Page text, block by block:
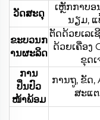
ວັດສະດຸ
ເຫຼັກກາບອ
ນຽມ, ແ
ຂະບວນກ
ານຜະລິດ
ຕັດດ້ວຍເລເ
ດ້ວຍເຄື່ອງ
ຂຸດ
ການ
ປິ່ນປົວ
ໜ້າພ້ອມ
ການຖູ, ຂັດ,
ສະແ